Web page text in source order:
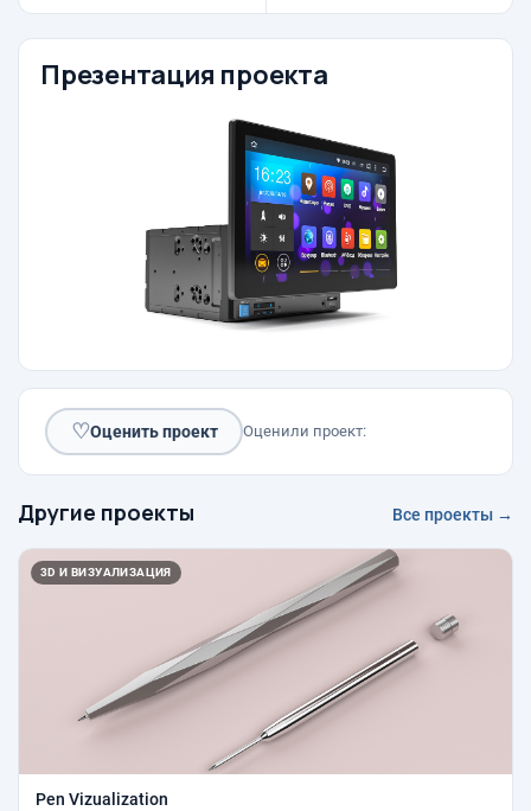
Презентация проекта
♡Оценить проект Оценили проект:
Другие проекты Все проекты →
3D И ВИЗУАЛИЗАЦИЯ
Pen Vizualization